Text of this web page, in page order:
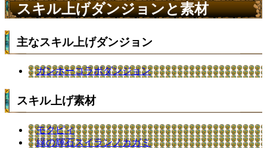
スキル上げダンジョンと素材
主なスキル上げダンジョン
ガンホーコラボダンジョン
スキル上げ素材
モクピィ
緑の輝石スイランノカガミ